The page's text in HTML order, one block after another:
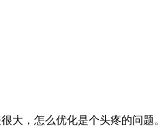
很大，怎么优化是个头疼的问